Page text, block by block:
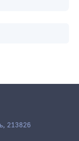
213826